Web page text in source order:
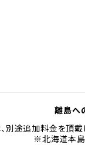
離島へ
途追加料金を頂戴
※北海道本島